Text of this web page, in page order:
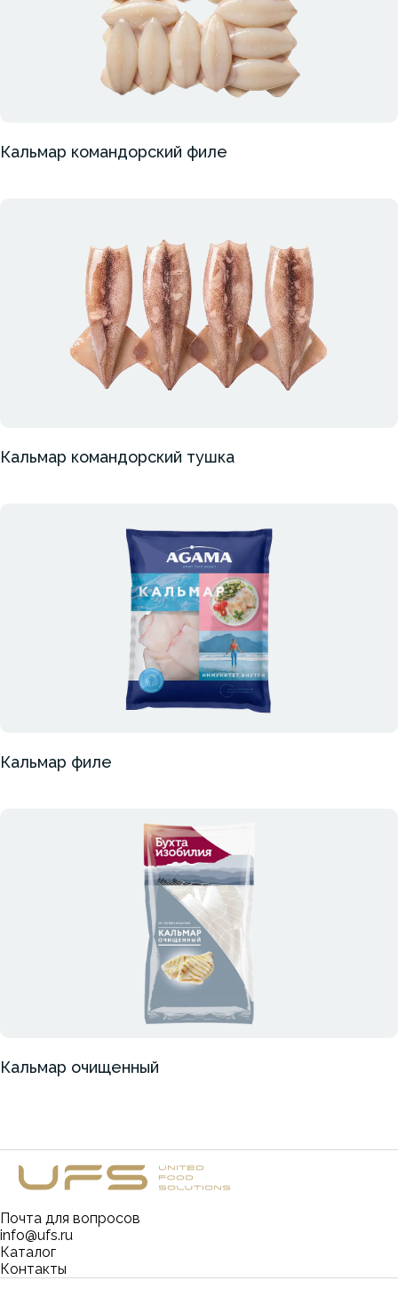
Кальмар командорский филе
Кальмар командорский тушка
Кальмар филе
Кальмар очищенный
Каталог
Контакты
Почта для вопросов
info@ufs.ru